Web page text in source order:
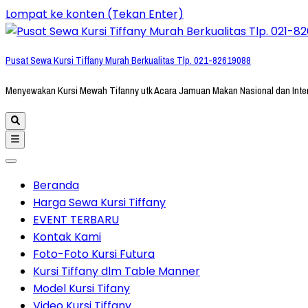
Lompat ke konten (Tekan Enter)
Pusat Sewa Kursi Tiffany Murah Berkualitas Tlp. 021-82619088
Menyewakan Kursi Mewah Tifanny utk Acara Jamuan Makan Nasional dan
Beranda
Harga Sewa Kursi Tiffany
EVENT TERBARU
Kontak Kami
Foto-Foto Kursi Futura
Kursi Tiffany dlm Table Manner
Model Kursi Tifany